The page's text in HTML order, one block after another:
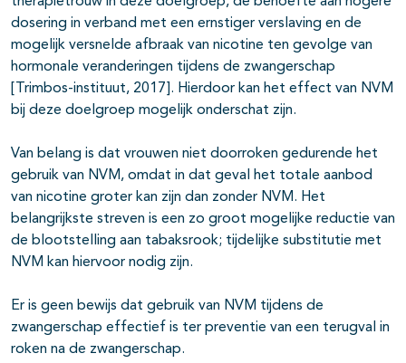
dosering in verband met een ernstiger verslaving en de
mogelijk versnelde afbraak van nicotine ten gevolge van
hormonale veranderingen tijdens de zwangerschap
[Trimbos-instituut, 2017]. Hierdoor kan het effect van NVM
bij deze doelgroep mogelijk onderschat zijn.
Van belang is dat vrouwen niet doorroken gedurende het
gebruik van NVM, omdat in dat geval het totale aanbod
van nicotine groter kan zijn dan zonder NVM. Het
belangrijkste streven is een zo groot mogelijke reductie van
de blootstelling aan tabaksrook; tijdelijke substitutie met
NVM kan hiervoor nodig zijn.
Er is geen bewijs dat gebruik van NVM tijdens de
zwangerschap effectief is ter preventie van een terugval in
roken na de zwangerschap.